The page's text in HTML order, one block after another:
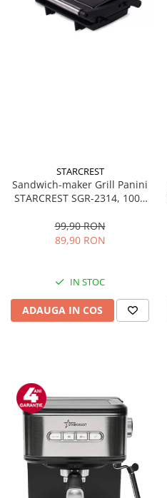
STARCREST
Sandwich-maker Grill Panini
STARCREST SGR-2314, 1000
Deschidere 180°, Suprafata
de gatire 23 x 14 cm, Negru
99,90 RON
89,90 RON
IN STOC
ADAUGA IN COS